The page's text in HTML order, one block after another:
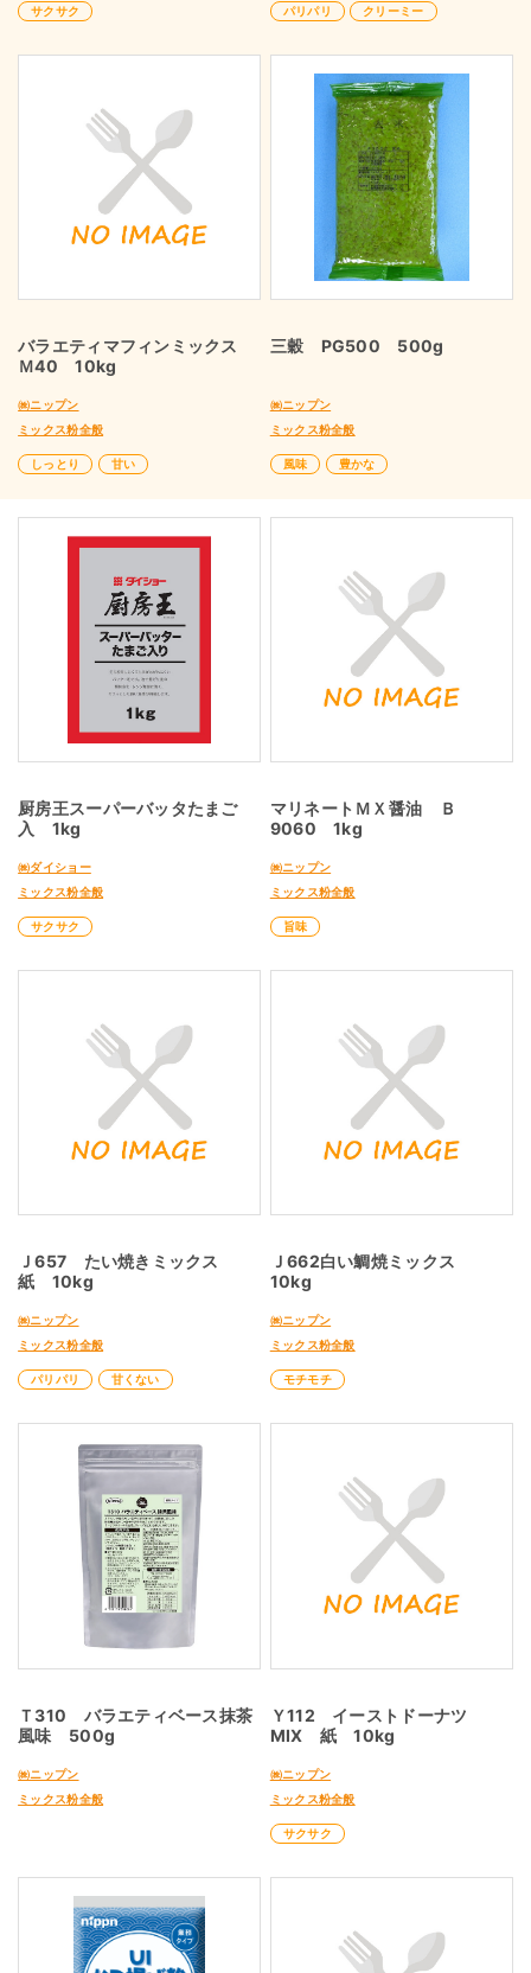
サクサク パリパリ クリーミー
バラエティマフィンミックス
Ｍ40 10kg
㈱ニップン
ミックス粉全般
しっとり 甘い
三穀 PG500 500g
㈱ニップン
ミックス粉全般
風味 豊かな
厨房王スーパーバッタたまご
入 1kg
㈱ダイショー
ミックス粉全般
サクサク
マリネートＭＸ醤油 Ｂ
9060 1kg
㈱ニップン
ミックス粉全般
旨味
Ｊ657 たい焼きミックス
紙 10kg
㈱ニップン
ミックス粉全般
パリパリ 甘くない
Ｊ662白い鯛焼ミックス
10kg
㈱ニップン
ミックス粉全般
モチモチ
Ｔ310 バラエティベース抹茶
風味 500g
㈱ニップン
ミックス粉全般
Ｙ112 イーストドーナツ
MIX 紙 10kg
㈱ニップン
ミックス粉全般
サクサク